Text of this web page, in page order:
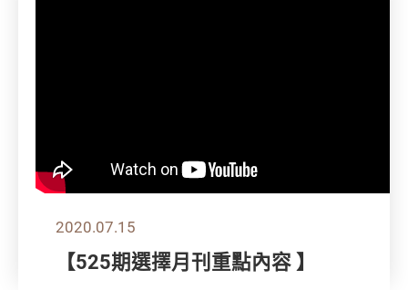
2020.07.15
【525期選擇月刊重點內容 】